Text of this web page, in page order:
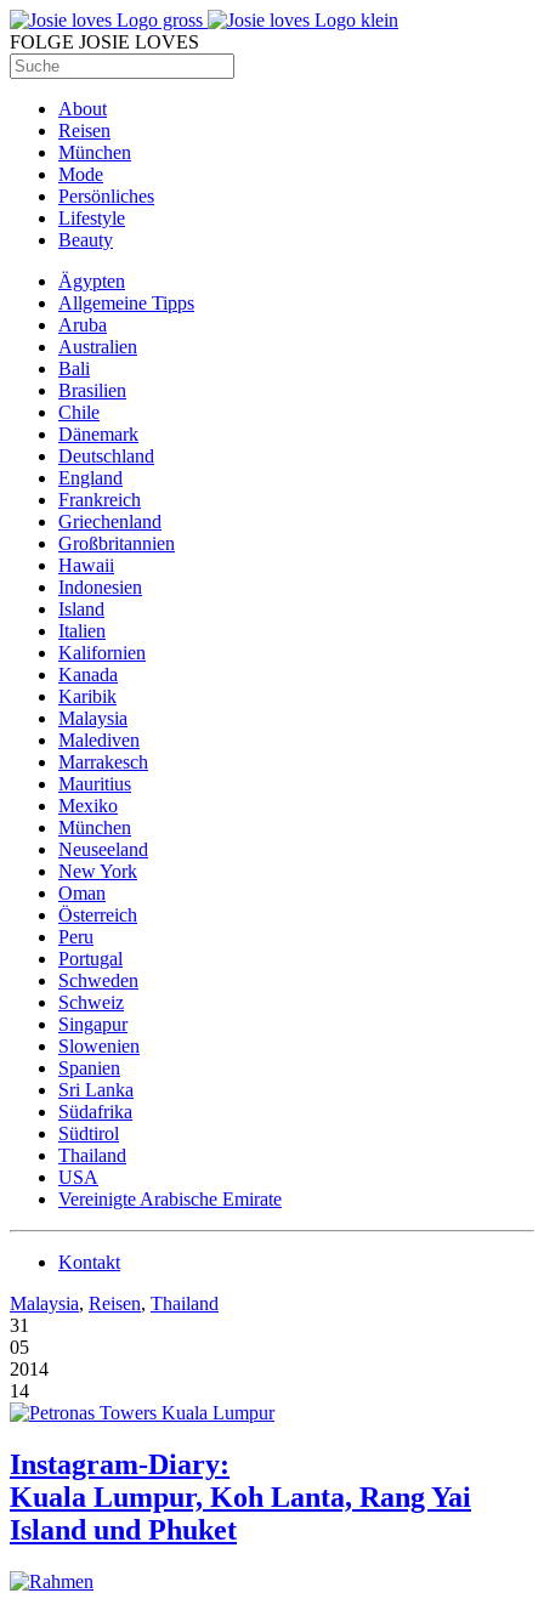
FOLGE JOSIE LOVES
About
Reisen
München
Mode
Persönliches
Lifestyle
Beauty
Ägypten
Allgemeine Tipps
Aruba
Australien
Bali
Brasilien
Chile
Dänemark
Deutschland
England
Frankreich
Griechenland
Großbritannien
Hawaii
Indonesien
Island
Italien
Kalifornien
Kanada
Karibik
Malaysia
Malediven
Marrakesch
Mauritius
Mexiko
München
Neuseeland
New York
Oman
Österreich
Peru
Portugal
Schweden
Schweiz
Singapur
Slowenien
Spanien
Sri Lanka
Südafrika
Südtirol
Thailand
USA
Vereinigte Arabische Emirate
Kontakt
Malaysia, Reisen, Thailand
31
05
2014
14
Instagram-Diary:
Kuala Lumpur, Koh Lanta, Rang Yai
Island und Phuket